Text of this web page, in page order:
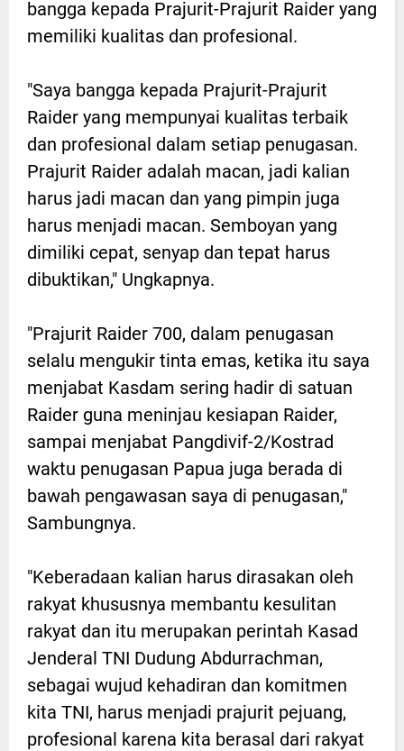
bangga kepada Prajurit-Prajurit Raider yang
memiliki kualitas dan profesional.
"Saya bangga kepada Prajurit-Prajurit
Raider yang mempunyai kualitas terbaik
dan profesional dalam setiap penugasan.
Prajurit Raider adalah macan, jadi kalian
harus jadi macan dan yang pimpin juga
harus menjadi macan. Semboyan yang
dimiliki cepat, senyap dan tepat harus
dibuktikan," Ungkapnya.
"Prajurit Raider 700, dalam penugasan
selalu mengukir tinta emas, ketika itu saya
menjabat Kasdam sering hadir di satuan
Raider guna meninjau kesiapan Raider,
sampai menjabat Pangdivif-2/Kostrad
waktu penugasan Papua juga berada di
bawah pengawasan saya di penugasan,"
Sambungnya.
"Keberadaan kalian harus dirasakan oleh
rakyat khususnya membantu kesulitan
rakyat dan itu merupakan perintah Kasad
Jenderal TNI Dudung Abdurrachman,
sebagai wujud kehadiran dan komitmen
kita TNI, harus menjadi prajurit pejuang,
profesional karena kita berasal dari rakyat